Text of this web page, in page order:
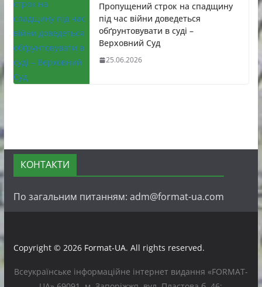
Пропущений строк на спадщину
під час війни доведеться
обґрунтовувати в суді –
Верховний Суд
25.06.2026
КОНТАКТИ
По загальним питанням: adm@format-ua.com
Copyright © 2026 Format-UA. All rights reserved.
Всеукраїнське інформаційне інтернет видання «FORMAT-